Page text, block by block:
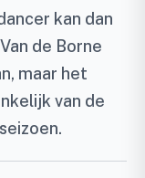
kan dan
de Borne
maar het
van de